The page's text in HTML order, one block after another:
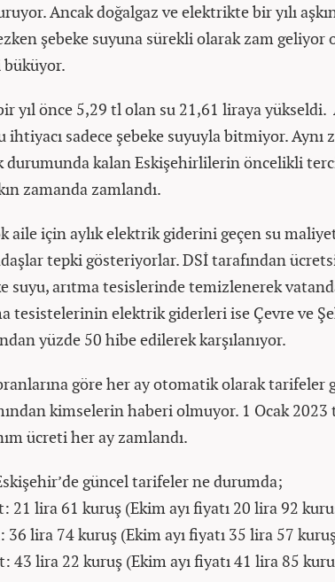
Ancak doğalgaz ve elektrikte bir yılı
şebeke suyuna sürekli olarak zam geliyor
yıl önce 5,29 tl olan su 21,61 liraya
ihtiyacı sadece şebeke suyuyla bitmiyor. Aynı
durumunda kalan Eskişehirlilerin öncelikli
zamanda zamlandı.
aile için aylık elektrik giderini geçen su
tepki gösteriyorlar. DSİ tarafından
suyu, arıtma tesislerinde temizlenerek
tesistelerinin elektrik giderleri ise Çevre ve
yüzde 50 hibe edilerek karşılanıyor.
göre her ay otomatik olarak tarifeler
kimselerin haberi olmuyor. 1 Ocak
ücreti her ay zamlandı.
güncel tarifeler ne durumda;
21 lira 61 kuruş (Ekim ayı fiyatı 20 lira 92
36 lira 74 kuruş (Ekim ayı fiyatı 35 lira 57
43 lira 22 kuruş (Ekim ayı fiyatı 41 lira 85